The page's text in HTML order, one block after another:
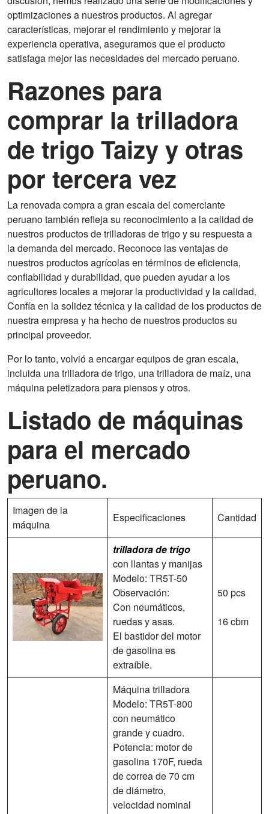
optimizaciones a nuestros productos. Al agregar
características, mejorar el rendimiento y mejorar la
experiencia operativa, aseguramos que el producto
satisfaga mejor las necesidades del mercado peruano.
Razones para
comprar la trilladora
de trigo Taizy y otras
por tercera vez
La renovada compra a gran escala del comerciante
peruano también refleja su reconocimiento a la calidad de
nuestros productos de trilladoras de trigo y su respuesta a
la demanda del mercado. Reconoce las ventajas de
nuestros productos agrícolas en términos de eficiencia,
confiabilidad y durabilidad, que pueden ayudar a los
agricultores locales a mejorar la productividad y la calidad.
Confía en la solidez técnica y la calidad de los productos de
nuestra empresa y ha hecho de nuestros productos su
principal proveedor.
Por lo tanto, volvió a encargar equipos de gran escala,
incluida una trilladora de trigo, una trilladora de maíz, una
máquina peletizadora para piensos y otros.
Listado de máquinas
para el mercado
peruano.
Imagen de la
máquina
Especificaciones Cantidad
trilladora de trigo
con llantas y manijas
Modelo: TR5T-50
Observación:
Con neumáticos,
ruedas y asas.
El bastidor del motor
de gasolina es
extraíble.
50 pcs
16 cbm
Máquina trilladora
Modelo: TR5T-800
con neumático
grande y cuadro.
Potencia: motor de
gasolina 170F, rueda
de correa de 70 cm
de diámetro,
velocidad nominal